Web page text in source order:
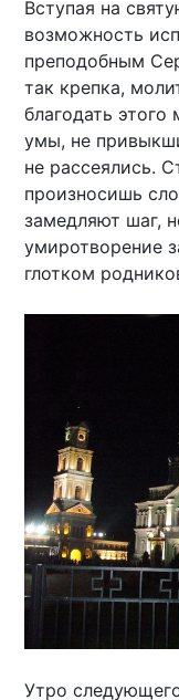
Вступая на
возможность
преподобным
так крепка,
благодать
умы, не
не рассеялись.
произносишь
замедляют шаг,
умиротворение
глотком
Утро